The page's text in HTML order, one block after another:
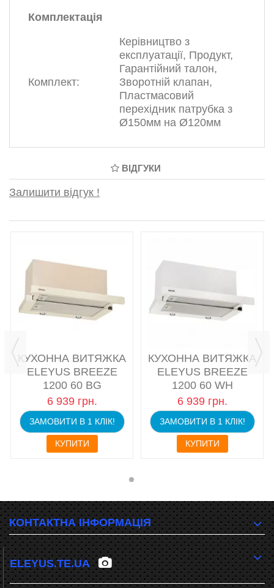
Комплектація
Комплект:
Керівництво з
експлуатації, Продукт,
Гарантійний талон,
Зворотній клапан,
Пластмасовий
перехідник патрубка з
Ø150мм на Ø120мм
ВІДГУКИ
Залишити відгук !
КУХОННА ВИТЯЖКА
ELEYUS BREEZE
1200 60 BG
6 939 грн.
ЗАМОВИТИ В 1 КЛІК!
КУПИТИ
КУХОННА ВИТЯЖКА
ELEYUS BREEZE
1200 60 WH
6 939 грн.
ЗАМОВИТИ В 1 КЛІК!
КУПИТИ
КОНТАКТНА ІНФОРМАЦІЯ
ELEYUS.TE.UA